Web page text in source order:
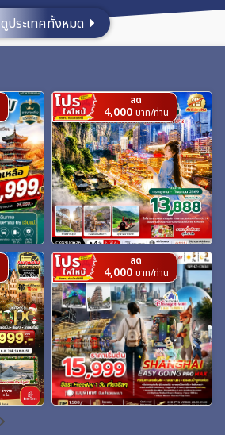
ดูประเทศทั้งหมด
ลด
4,000 บาท/ท่าน
ลด
4,000 บาท/ท่าน